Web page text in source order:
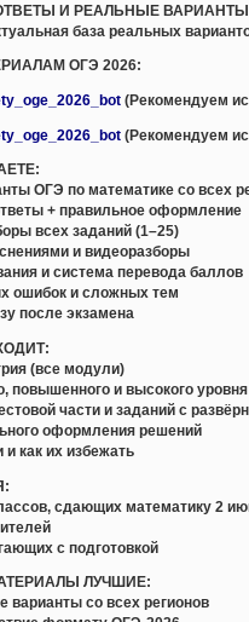
И РЕАЛЬНЫЕ ВАРИАНТЫ
база реальных
ОГЭ 2026:
(Рекомендуем
(Рекомендуем
ОГЭ по математике со всех
+ правильное оформление
всех заданий (1–25)
и видеоразборы
и система перевода баллов
ошибок и сложных тем
после экзамена
(все модули)
повышенного и высокого уровня
части и заданий с
оформления решений
как их избежать
сдающих математику 2
с подготовкой
ЛУЧШИЕ:
варианты со всех регионов